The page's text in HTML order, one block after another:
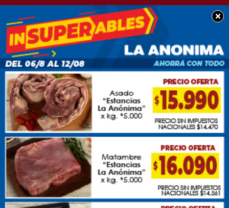
×
SOCIEDAD
Se extravió billetera
con documentación a
nombre de Alexis
Crivelli